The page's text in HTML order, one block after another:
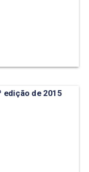
edição de 2015